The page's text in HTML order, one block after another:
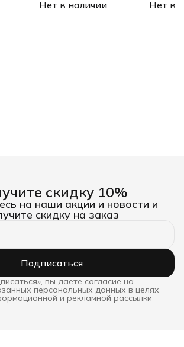
Нет в наличии
12x315 мм, SDS PLUS Нет в
10x165
скидку 10%
на наши акции и новости и
скидку на заказ
Подписаться
вы даете согласие на
персональных данных в целях
и рекламной рассылки